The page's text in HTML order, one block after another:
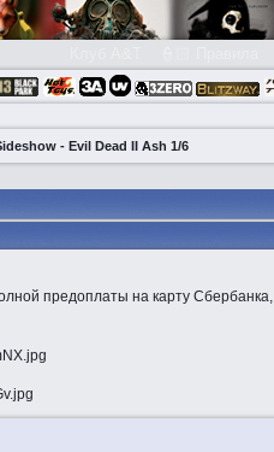
- Evil Dead II Ash 1/6
предоплаты на карту Сбербанка,